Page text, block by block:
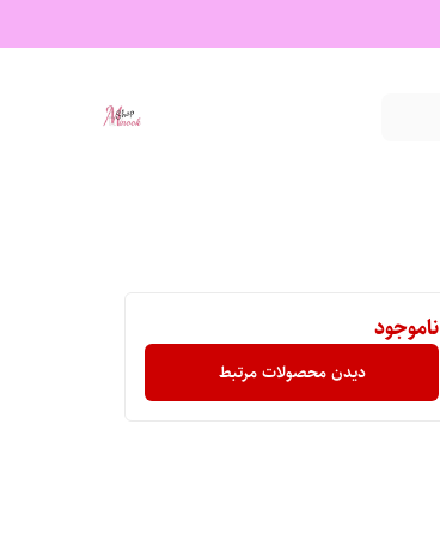
ناموجود
دیدن محصولات مرتبط